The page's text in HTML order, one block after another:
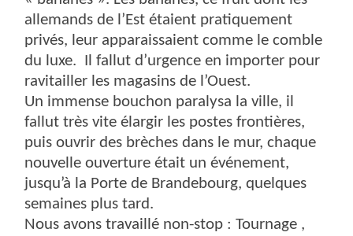
allemands de l’Est étaient pratiquement
privés, leur apparaissaient comme le comble
du luxe. Il fallut d’urgence en importer pour
ravitailler les magasins de l’Ouest.
Un immense bouchon paralysa la ville, il
fallut très vite élargir les postes frontières,
puis ouvrir des brèches dans le mur, chaque
nouvelle ouverture était un événement,
jusqu’à la Porte de Brandebourg, quelques
semaines plus tard.
Nous avons travaillé non-stop : Tournage ,